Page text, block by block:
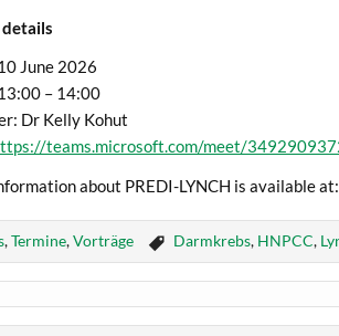
June 2026
– 14:00
Dr Kelly Kohut
teams.microsoft.com/meet/
about PREDI-LYNCH is available at:
,Termine,Vorträge Darmkrebs, HNPCC,